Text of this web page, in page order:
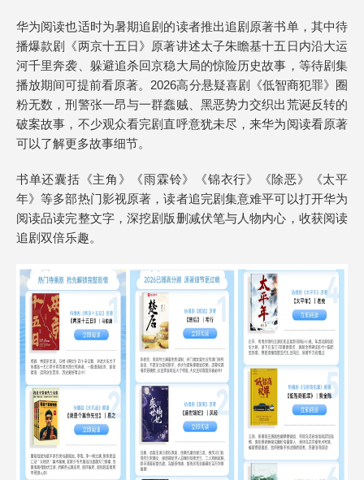
华为阅读也适时为暑期追剧的读者推出追剧原著书单，其中待
播爆款剧《两京十五日》原著讲述太子朱瞻基十五日内沿大运
河千里奔袭、躲避追杀回京稳大局的惊险历史故事，等待剧集
播放期间可提前看原著。2026高分悬疑喜剧《低智商犯罪》圈
粉无数，刑警张一昂与一群蠢贼、黑恶势力交织出荒诞反转的
破案故事，不少观众看完剧直呼意犹未尽，来华为阅读看原著
可以了解更多故事细节。
书单还囊括《主角》《雨霖铃》《锦衣行》《除恶》《太平
年》等多部热门影视原著，读者追完剧集意难平可以打开华为
阅读品读完整文字，深挖剧版删减伏笔与人物内心，收获阅读
追剧双倍乐趣。